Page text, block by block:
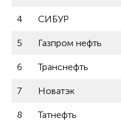
4 СИБУР
5 Газпром нефть
6 Транснефть
7 Новатэк
8 Татнефть